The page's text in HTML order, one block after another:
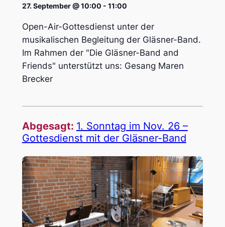
27. September @ 10:00 - 11:00
Open-Air-Gottesdienst unter der
musikalischen Begleitung der Gläsner-Band.
Im Rahmen der "Die Gläsner-Band and
Friends" unterstützt uns: Gesang Maren
Brecker
Abgesagt: 1. Sonn­tag im Nov. 26 –
Gottes­dienst mit der Gläs­ner-Band